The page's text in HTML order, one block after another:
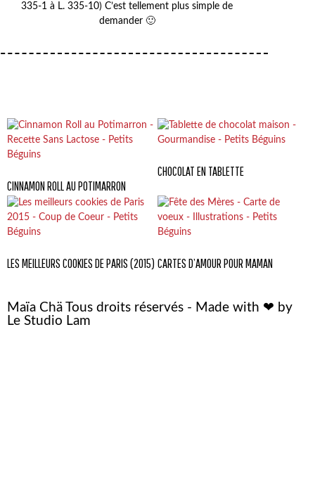
335-1 à L. 335-10) C’est tellement plus simple de
demander 🙂
CINNAMON ROLL AU POTIMARRON
CHOCOLAT EN TABLETTE
LES MEILLEURS COOKIES DE PARIS (2015) CARTES D’AMOUR POUR MAMAN
Maïa Chä Tous droits réservés - Made with ❤ by
Le Studio Lam